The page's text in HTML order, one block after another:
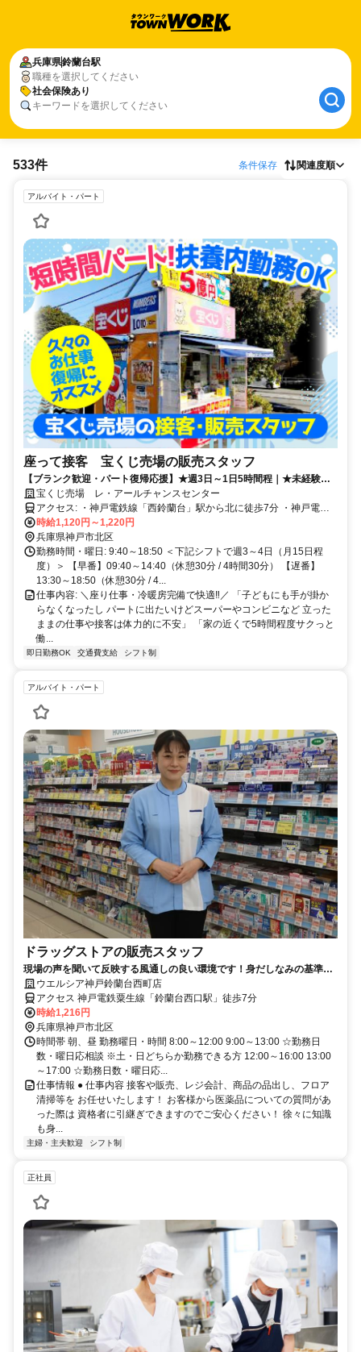
兵庫県鈴蘭台駅
職種を選択してください
社会保険あり
キーワードを選択してください
533件 条件保存 関連度順
アルバイト・パート
座って接客 宝くじ売場の販売スタッフ
【ブランク歓迎・パート復帰応援】★週3日～1日5時間程｜★未経験歓
迎｜★ミドル活躍中｜★土日祝は時給1220円～！
宝くじ売場 レ・アールチャンスセンター
アクセス: ・神戸電鉄線「西鈴蘭台」駅から北に徒歩7分 ・神戸電鉄
時給1,120円～1,220円
兵庫県神戸市北区
勤務時間・曜日: 9:40～18:50 ＜下記シフトで週3～4日（月15日程
度）＞ 【早番】09:40～14:40（休憩30分 / 4時間30分） 【遅番】
13:30～18:50（休憩30分 / 4...
仕事内容: ＼座り仕事・冷暖房完備で快適‼／ 「子どもにも手が掛か
らなくなったし パートに出たいけどスーパーやコンビニなど 立った
ままの仕事や接客は体力的に不安」 「家の近くで5時間程度サクっと
働...
即日勤務OK 交通費支給 シフト制
アルバイト・パート
ドラッグストアの販売スタッフ
現場の声を聞いて反映する風通しの良い環境です！身だしなみの基準を
大幅に緩和しました！
ウエルシア神戸鈴蘭台西町店
アクセス 神戸電鉄粟生線「鈴蘭台西口駅」徒歩7分
時給1,216円
兵庫県神戸市北区
時間帯 朝、昼 勤務曜日・時間 8:00～12:00 9:00～13:00 ☆勤務日
数・曜日応相談 ※土・日どちらか勤務できる方 12:00～16:00 13:00
～17:00 ☆勤務日数・曜日応...
仕事情報 ● 仕事内容 接客や販売、レジ会計、商品の品出し、フロア
清掃等を お任せいたします！ お客様から医薬品についての質問があ
った際は 資格者に引継ぎできますのでご安心ください！ 徐々に知識
も身...
主婦・主夫歓迎 シフト制
正社員